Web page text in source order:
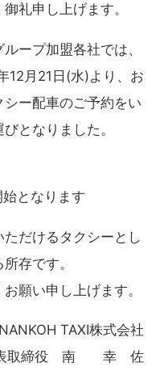
礼申し上げます。
ープ加盟各社では、
12月21日(水)より、お
ー配車のご予約をい
となりました。
となります
だけるタクシーとし
存です。
願い申し上げます。
TAXI株式会社
取締役 南 幸 佐